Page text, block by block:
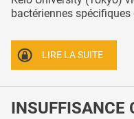
bactériennes
LIRE LA SUITE
INSUFFISANCE